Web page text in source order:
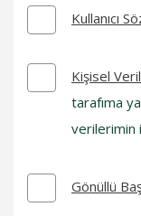
Kullanıcı
Kişisel
tarafıma
verilerimin
Gönüllü